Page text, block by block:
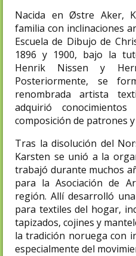
Nacida en Østre Aker,
familia con inclinaciones
Escuela de Dibujo de
1896 y 1900, bajo la
Henrik Nissen y
Posteriormente, se
renombrada artista
adquirió
composición de patrones
Tras la disolución del
Karsten se unió a la
trabajó durante muchos
para la Asociación de
región. Allí desarrolló
para textiles del hogar,
tapizados, cojines y
la tradición noruega con
especialmente del